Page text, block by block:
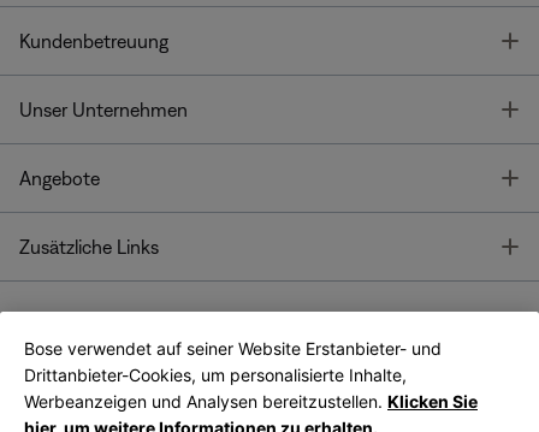
Kundenbetreuung
Unser Unternehmen
Angebote
Zusätzliche Links
Bose App
Bose Connect
App
Bose verwendet auf seiner Website Erstanbieter- und
Drittanbieter-Cookies, um personalisierte Inhalte,
Werbeanzeigen und Analysen bereitzustellen. Klicken Sie
hier, um weitere Informationen zu erhalten.